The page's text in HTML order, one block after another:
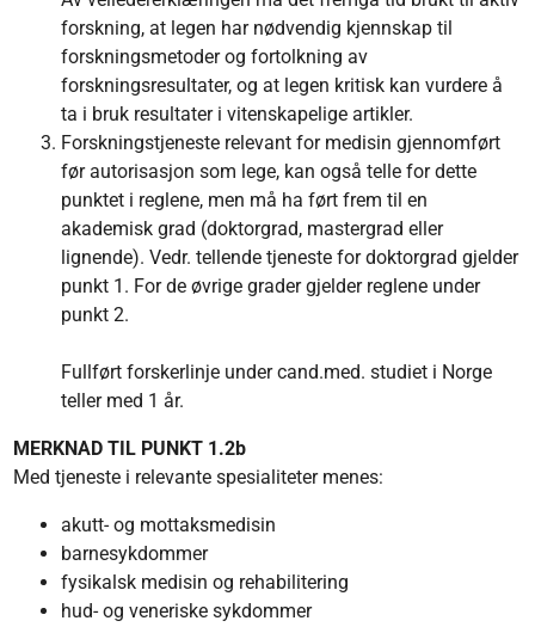
forskning, at legen har nødvendig kjennskap til
forskningsmetoder og fortolkning av
forskningsresultater, og at legen kritisk kan vurdere å
ta i bruk resultater i vitenskapelige artikler.
Forskningstjeneste relevant for medisin gjennomført
før autorisasjon som lege, kan også telle for dette
punktet i reglene, men må ha ført frem til en
akademisk grad (doktorgrad, mastergrad eller
lignende). Vedr. tellende tjeneste for doktorgrad gjelder
punkt 1. For de øvrige grader gjelder reglene under
punkt 2.
Fullført forskerlinje under cand.med. studiet i Norge
teller med 1 år.
MERKNAD TIL PUNKT 1.2b
Med tjeneste i relevante spesialiteter menes:
akutt- og mottaksmedisin
barnesykdommer
fysikalsk medisin og rehabilitering
hud- og veneriske sykdommer